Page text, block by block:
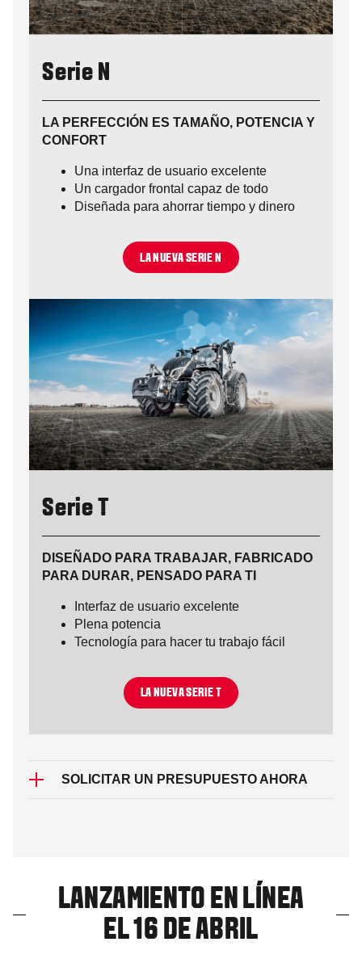
Serie N
LA PERFECCIÓN ES TAMAÑO, POTENCIA Y
CONFORT
Una interfaz de usuario excelente
Un cargador frontal capaz de todo
Diseñada para ahorrar tiempo y dinero
LA NUEVA SERIE N
Serie T
DISEÑADO PARA TRABAJAR, FABRICADO
PARA DURAR, PENSADO PARA TI
Interfaz de usuario excelente
Plena potencia
Tecnología para hacer tu trabajo fácil
LA NUEVA SERIE T
SOLICITAR UN PRESUPUESTO AHORA
LANZAMIENTO EN LÍNEA
EL 16 DE ABRIL